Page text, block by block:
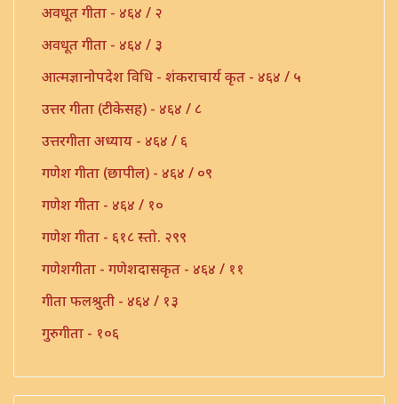
अवधूत गीता - ४६४ / २
अवधूत गीता - ४६४ / ३
आत्मज्ञानोपदेश विधि - शंकराचार्य कृत - ४६४ / ५
उत्तर गीता (टीकेसह) - ४६४ / ८
उत्तरगीता अध्याय - ४६४ / ६
गणेश गीता (छापील) - ४६४ / ०९
गणेश गीता - ४६४ / १०
गणेश गीता - ६१८ स्तो. २९९
गणेशगीता - गणेशदासकृत - ४६४ / ११
गीता फलश्रुती - ४६४ / १३
गुरुगीता - १०६
गौडपाद उत्तरगीता व्याख्या - ४६४ / ७